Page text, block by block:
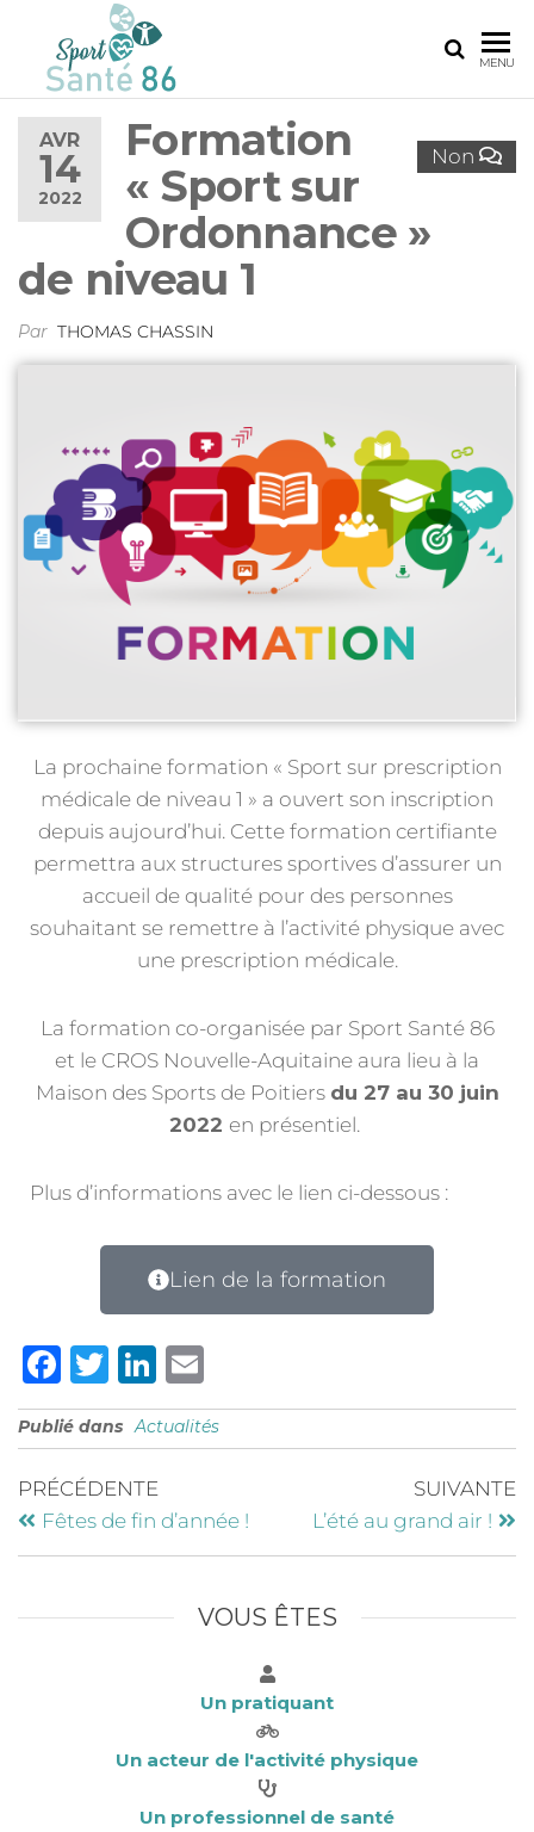
SANTÉ
86
santé
Vienne
MENU
AVR
14
2022
Non
Formation
« Sport sur
Ordonnance »
de niveau 1
Par THOMAS CHASSIN
La prochaine formation « Sport sur prescription
médicale de niveau 1 » a ouvert son inscription
depuis aujourd’hui. Cette formation certifiante
permettra aux structures sportives d’assurer un
accueil de qualité pour des personnes
souhaitant se remettre à l’activité physique avec
une prescription médicale.
La formation co-organisée par Sport Santé 86
et le CROS Nouvelle-Aquitaine aura lieu à la
Maison des Sports de Poitiers du 27 au 30 juin
2022 en présentiel.
Plus d’informations avec le lien ci-dessous :
Lien de la formation
F
a
c
e
b
o
k
T
w
it
te
r
Li
n
k
e
dI
n
m
ai
Publié dans Actualités
PRÉCÉDENTE
Fêtes de fin d’année !
SUIVANTE
L’été au grand air !
VOUS ÊTES
Un pratiquant
Un acteur de l'activité physique
Un professionnel de santé